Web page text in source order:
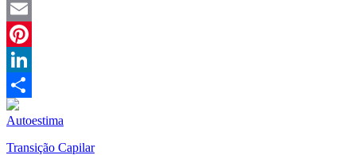
Twitter
Email
Pinterest
LinkedIn
Compartilhar
Autoestima
Transição Capilar